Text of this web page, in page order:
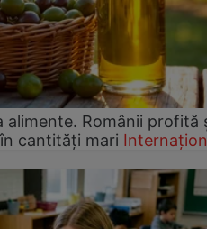
alimente. Românii profită
cantități mari